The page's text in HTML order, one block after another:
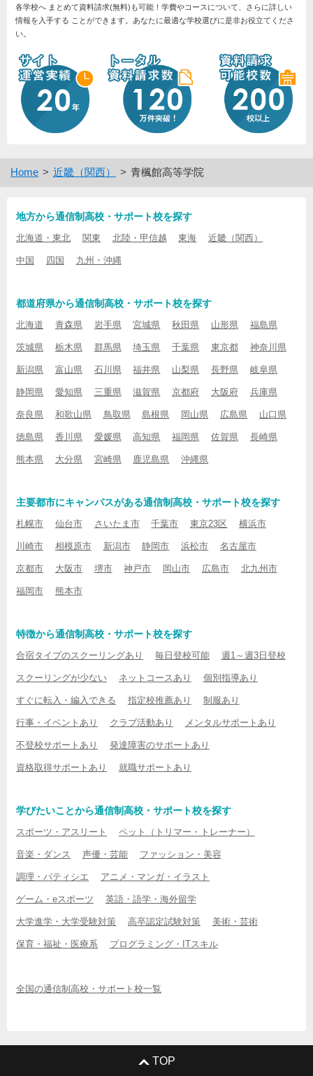
各学校へ まとめて資料請求(無料)も可能！学費やコースについて、さらに詳しい
情報を入手する ことができます。あなたに最適な学校選びに是非お役立てくださ
い。
Home 近畿（関西） 青楓館高等学院
地方から通信制高校・サポート校を探す
北海道・東北 関東 北陸・甲信越 東海 近畿（関西）
中国 四国 九州・沖縄
都道府県から通信制高校・サポート校を探す
北海道 青森県 岩手県 宮城県 秋田県 山形県 福島県
茨城県 栃木県 群馬県 埼玉県 千葉県 東京都 神奈川県
新潟県 富山県 石川県 福井県 山梨県 長野県 岐阜県
静岡県 愛知県 三重県 滋賀県 京都府 大阪府 兵庫県
奈良県 和歌山県 鳥取県 島根県 岡山県 広島県 山口県
徳島県 香川県 愛媛県 高知県 福岡県 佐賀県 長崎県
熊本県 大分県 宮崎県 鹿児島県 沖縄県
主要都市にキャンパスがある通信制高校・サポート校を探す
札幌市 仙台市 さいたま市 千葉市 東京23区 横浜市
川崎市 相模原市 新潟市 静岡市 浜松市 名古屋市
京都市 大阪市 堺市 神戸市 岡山市 広島市 北九州市
福岡市 熊本市
特徴から通信制高校・サポート校を探す
合宿タイプのスクーリングあり 毎日登校可能 週1～週3日登校
スクーリングが少ない ネットコースあり 個別指導あり
すぐに転入・編入できる 指定校推薦あり 制服あり
行事・イベントあり クラブ活動あり メンタルサポートあり
不登校サポートあり 発達障害のサポートあり
資格取得サポートあり 就職サポートあり
学びたいことから通信制高校・サポート校を探す
スポーツ・アスリート ペット（トリマー・トレーナー）
音楽・ダンス 声優・芸能 ファッション・美容
調理・パティシエ アニメ・マンガ・イラスト
ゲーム・eスポーツ 英語・語学・海外留学
大学進学・大学受験対策 高卒認定試験対策 美術・芸術
保育・福祉・医療系 プログラミング・ITスキル
全国の通信制高校・サポート校一覧
TOP